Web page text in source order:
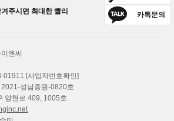
주시면 최대한 빨리
카톡문의
앤씨
01911 [사업자번호확인]
성남중원-0820호
양현로 409, 1005호